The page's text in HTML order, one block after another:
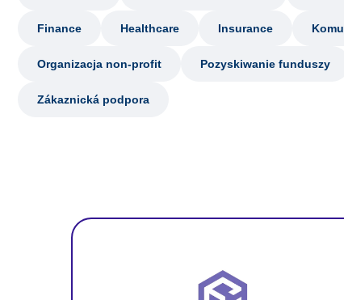
Finance Healthcare Insurance
Organizacja non-profit Pozyskiwanie funduszy
Zákaznická podpora